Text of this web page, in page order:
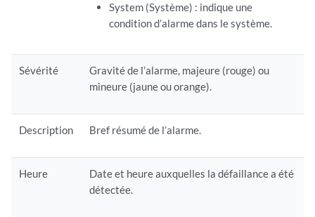
System (Système) : indique une
condition d’alarme dans le système.
Sévérité
Gravité de l’alarme, majeure (rouge) ou
mineure (jaune ou orange).
Description Bref résumé de l’alarme.
Heure
Date et heure auxquelles la défaillance a été
détectée.